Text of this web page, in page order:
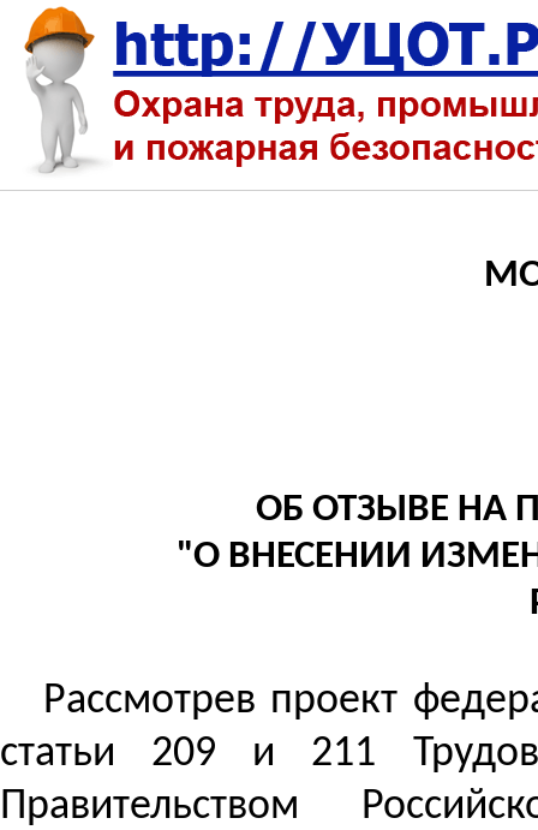
ОБ ОТЗЫВЕ НА
"О ВНЕСЕНИИ
Рассмотрев проект
статьи 209 и 211
Правительством